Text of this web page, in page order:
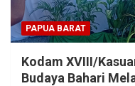
PAPUA BARAT
Kodam XVIII/
Budaya Bahari